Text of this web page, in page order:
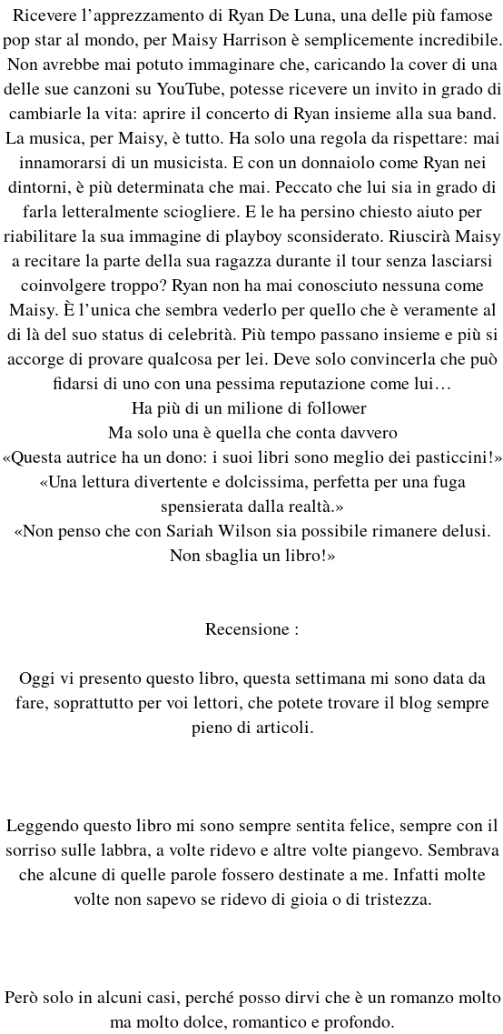
Ricevere l’apprezzamento di Ryan De Luna, una delle più famose
pop star al mondo, per Maisy Harrison è semplicemente incredibile.
Non avrebbe mai potuto immaginare che, caricando la cover di una
delle sue canzoni su YouTube, potesse ricevere un invito in grado di
cambiarle la vita: aprire il concerto di Ryan insieme alla sua band.
La musica, per Maisy, è tutto. Ha solo una regola da rispettare: mai
innamorarsi di un musicista. E con un donnaiolo come Ryan nei
dintorni, è più determinata che mai. Peccato che lui sia in grado di
farla letteralmente sciogliere. E le ha persino chiesto aiuto per
riabilitare la sua immagine di playboy sconsiderato. Riuscirà Maisy
a recitare la parte della sua ragazza durante il tour senza lasciarsi
coinvolgere troppo? Ryan non ha mai conosciuto nessuna come
Maisy. È l’unica che sembra vederlo per quello che è veramente al
di là del suo status di celebrità. Più tempo passano insieme e più si
accorge di provare qualcosa per lei. Deve solo convincerla che può
fidarsi di uno con una pessima reputazione come lui…
Ha più di un milione di follower
Ma solo una è quella che conta davvero
«Questa autrice ha un dono: i suoi libri sono meglio dei pasticcini!»
«Una lettura divertente e dolcissima, perfetta per una fuga
spensierata dalla realtà.»
«Non penso che con Sariah Wilson sia possibile rimanere delusi.
Non sbaglia un libro!»
Recensione :
Oggi vi presento questo libro, questa settimana mi sono data da
fare, soprattutto per voi lettori, che potete trovare il blog sempre
pieno di articoli.
Leggendo questo libro mi sono sempre sentita felice, sempre con il
sorriso sulle labbra, a volte ridevo e altre volte piangevo. Sembrava
che alcune di quelle parole fossero destinate a me. Infatti molte
volte non sapevo se ridevo di gioia o di tristezza.
Però solo in alcuni casi, perché posso dirvi che è un romanzo molto
ma molto dolce, romantico e profondo.